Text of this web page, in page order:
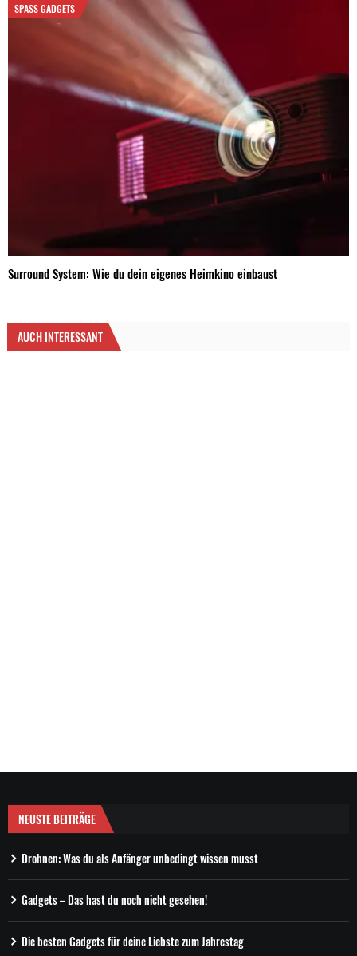
SPASS GADGETS
Surround System: Wie du dein eigenes Heimkino einbaust
AUCH INTERESSANT
NEUSTE BEITRÄGE
Drohnen: Was du als Anfänger unbedingt wissen musst
Gadgets – Das hast du noch nicht gesehen!
Die besten Gadgets für deine Liebste zum Jahrestag